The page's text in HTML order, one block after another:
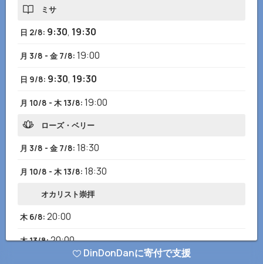
ミサ
日 2/8: 9:30, 19:30
月 3/8 - 金 7/8: 19:00
日 9/8: 9:30, 19:30
月 10/8 - 木 13/8: 19:00
ローズ・ベリー
月 3/8 - 金 7/8: 18:30
月 10/8 - 木 13/8: 18:30
オカリスト崇拝
木 6/8: 20:00
木 13/8:20:00
DinDonDanに寄付で支援